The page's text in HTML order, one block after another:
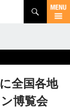
全国各地
博覧会